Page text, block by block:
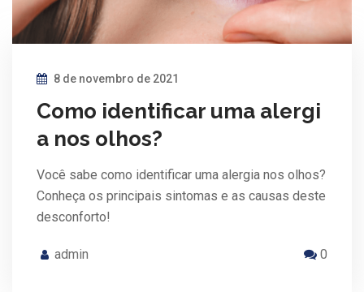
8 de novembro de 2021
Como identificar uma alergi
a nos olhos?
Você sabe como identificar uma alergia nos olhos?
Conheça os principais sintomas e as causas deste
desconforto!
admin 0